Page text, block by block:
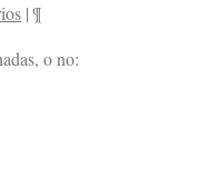
|¶
o no: